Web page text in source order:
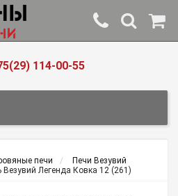
114-00-55
печи
Печи Везувий
Везувий Легенда Ковка 12 (261)